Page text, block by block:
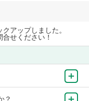
アップしました。
せください！
？